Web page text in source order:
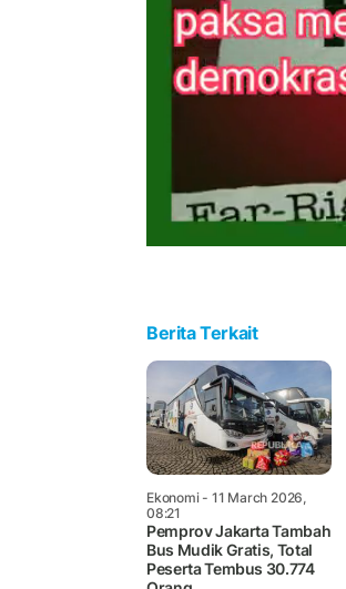
Berita Terkait
Ekonomi- 11 March 2026,
08:21
Pemprov Jakarta Tambah
Bus Mudik Gratis, Total
Peserta Tembus 30.774